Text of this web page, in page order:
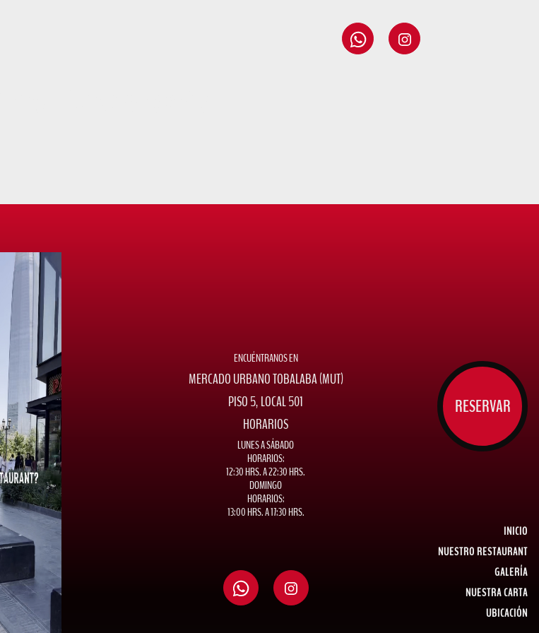
RESERVAR
INICIO
NUESTRO RESTAURANT
GALERÍA
NUESTRA CARTA
UBICACIÓN
ENCUÉNTRANOS EN
MERCADO URBANO TOBALABA (MUT)
PISO 5, LOCAL 501
HORARIOS
LUNES A SÁBADO
HORARIOS:
12:30 HRS. A 22:30 HRS.
DOMINGO
HORARIOS:
13:00 HRS. A 17:30 HRS.